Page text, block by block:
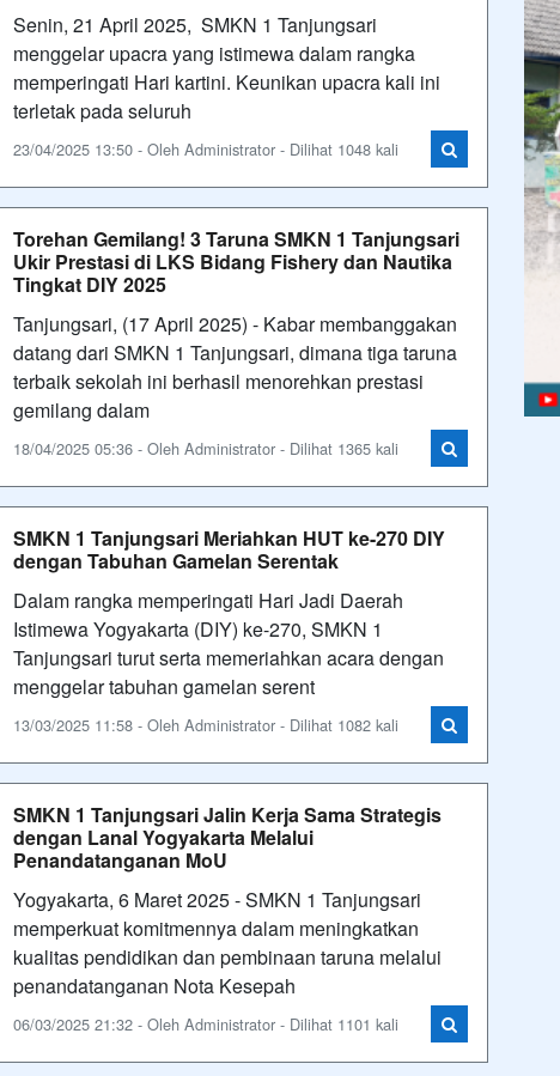
Senin, 21 April 2025, SMKN 1 Tanjungsari
menggelar upacra yang istimewa dalam rangka
memperingati Hari kartini. Keunikan upacra kali ini
terletak pada seluruh
23/04/2025 13:50 - Oleh Administrator - Dilihat 1048 kali
Torehan Gemilang! 3 Taruna SMKN 1 Tanjungsari
Ukir Prestasi di LKS Bidang Fishery dan Nautika
Tingkat DIY 2025
Tanjungsari, (17 April 2025) - Kabar membanggakan
datang dari SMKN 1 Tanjungsari, dimana tiga taruna
terbaik sekolah ini berhasil menorehkan prestasi
gemilang dalam
18/04/2025 05:36 - Oleh Administrator - Dilihat 1365 kali
SMKN 1 Tanjungsari Meriahkan HUT ke-270 DIY
dengan Tabuhan Gamelan Serentak
Dalam rangka memperingati Hari Jadi Daerah
Istimewa Yogyakarta (DIY) ke-270, SMKN 1
Tanjungsari turut serta memeriahkan acara dengan
menggelar tabuhan gamelan serent
13/03/2025 11:58 - Oleh Administrator - Dilihat 1082 kali
SMKN 1 Tanjungsari Jalin Kerja Sama Strategis
dengan Lanal Yogyakarta Melalui
Penandatanganan MoU
Yogyakarta, 6 Maret 2025 - SMKN 1 Tanjungsari
memperkuat komitmennya dalam meningkatkan
kualitas pendidikan dan pembinaan taruna melalui
penandatanganan Nota Kesepah
06/03/2025 21:32 - Oleh Administrator - Dilihat 1101 kali